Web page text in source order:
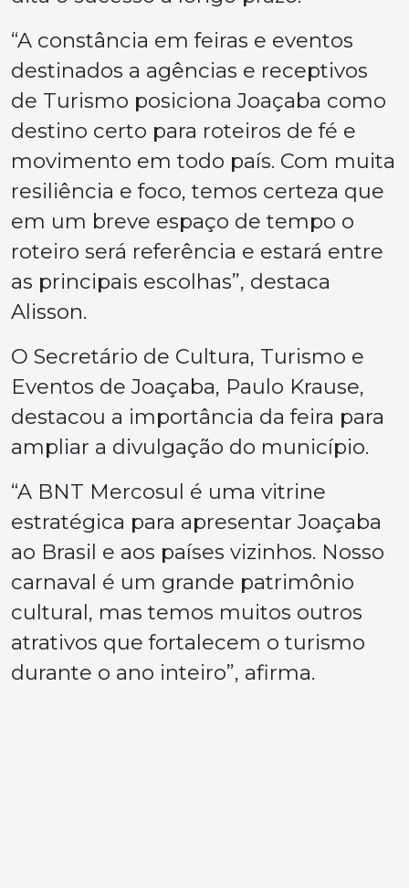
“A constância em feiras e eventos
destinados a agências e receptivos
de Turismo posiciona Joaçaba como
destino certo para roteiros de fé e
movimento em todo país. Com muita
resiliência e foco, temos certeza que
em um breve espaço de tempo o
roteiro será referência e estará entre
as principais escolhas”, destaca
Alisson.
O Secretário de Cultura, Turismo e
Eventos de Joaçaba, Paulo Krause,
destacou a importância da feira para
ampliar a divulgação do município.
“A BNT Mercosul é uma vitrine
estratégica para apresentar Joaçaba
ao Brasil e aos países vizinhos. Nosso
carnaval é um grande patrimônio
cultural, mas temos muitos outros
atrativos que fortalecem o turismo
durante o ano inteiro”, afirma.